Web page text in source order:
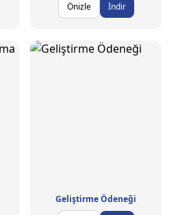
Önizle
İndir
Geliştirme Ödeneği